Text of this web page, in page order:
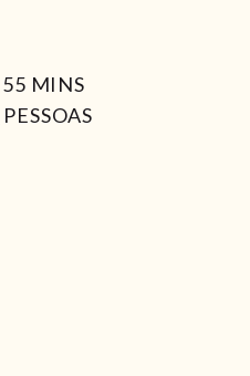
55MIN
MINS
PESSOAS